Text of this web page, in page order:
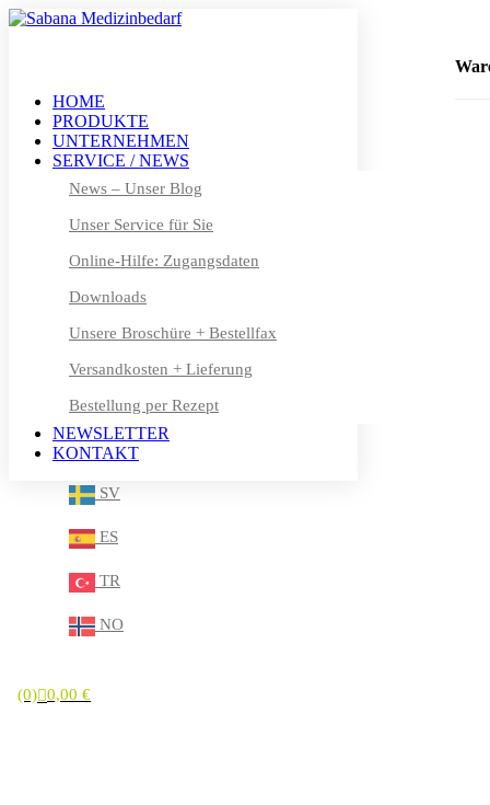
+49 (0) 611 – 50 46 40 8-0
MEIN KONTO
DE
DE
EN
FR
NL
FI
IT
SV
ES
TR
NO
(0) 0,00 €
HOME
PRODUKTE
UNTERNEHMEN
SERVICE / NEWS
News – Unser Blog
Unser Service für Sie
Online-Hilfe: Zugangsdaten
Downloads
Unsere Broschüre + Bestellfax
Versandkosten + Lieferung
Bestellung per Rezept
NEWSLETTER
KONTAKT